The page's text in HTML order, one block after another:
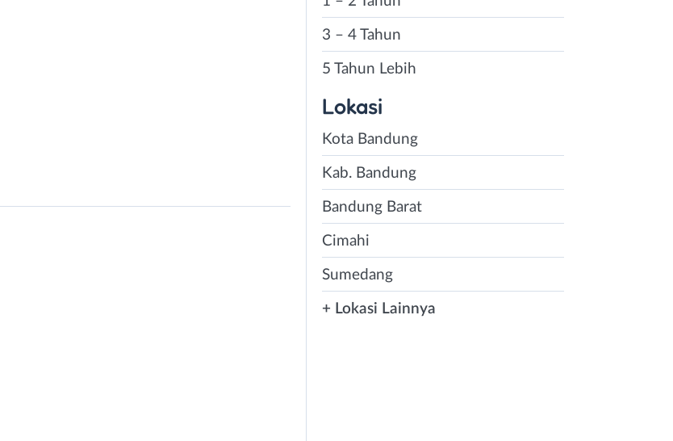
3 – 4 Tahun
5 Tahun Lebih
Lokasi
Kota Bandung
Kab. Bandung
Bandung Barat
Cimahi
Sumedang
+ Lokasi Lainnya